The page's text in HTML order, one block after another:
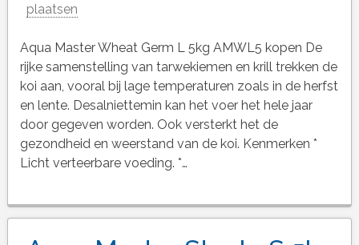
plaatsen
Aqua Master Wheat Germ L 5kg AMWL5 kopen De
rijke samenstelling van tarwekiemen en krill trekken de
koi aan, vooral bij lage temperaturen zoals in de herfst
en lente. Desalniettemin kan het voer het hele jaar
door gegeven worden. Ook versterkt het de
gezondheid en weerstand van de koi. Kenmerken *
Licht verteerbare voeding. *…